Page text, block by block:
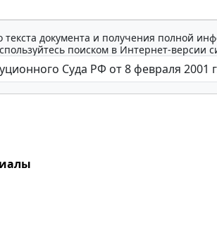
текста документа и получения полной
поиском в Интернет-версии